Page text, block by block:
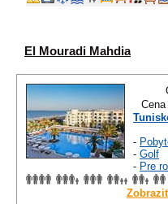
El Mouradi Mahdia
-
- Golf
- Pre